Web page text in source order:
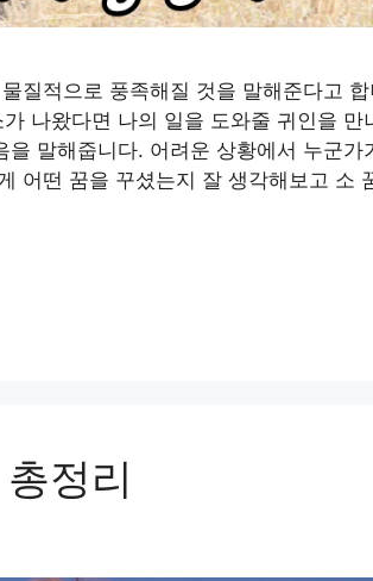
질적으로 풍족해질 것을 말해준다고
나왔다면 나의 일을 도와줄 귀인을 만
말해줍니다. 어려운 상황에서 누군가
어떤 꿈을 꾸셨는지 잘 생각해보고 소
정리